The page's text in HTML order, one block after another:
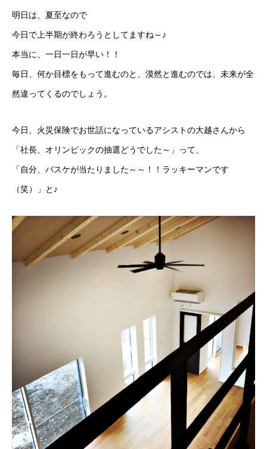
明日は、夏至なので
今日で上半期が終わろうとしてますね～♪
本当に、一日一日が早い！！
毎日、何か目標をもって進むのと、漠然と進むのでは、未来が全
然違ってくるのでしょう。
今日、火災保険でお世話になっているアシストの大越さんから
「社長、オリンピックの抽選どうでした～」って、
「自分、バスケが当たりました～～！！ラッキーマンです
（笑）」と♪